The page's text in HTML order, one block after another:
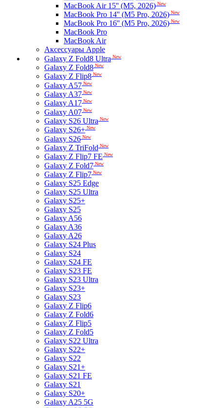
MacBook Air 15'' (M5, 2026) New
MacBook Pro 14'' (M5 Pro, 2026) New
MacBook Pro 16'' (M5 Pro, 2026) New
MacBook Pro
MacBook Air
Аксессуары Apple
Galaxy Z Fold8 Ultra New
Galaxy Z Fold8 New
Galaxy Z Flip8 New
Galaxy A57 New
Galaxy A37 New
Galaxy A17 New
Galaxy A07 New
Galaxy S26 Ultra New
Galaxy S26+ New
Galaxy S26 New
Galaxy Z TriFold New
Galaxy Z Flip7 FE New
Galaxy Z Fold7 New
Galaxy Z Flip7 New
Galaxy S25 Edge
Galaxy S25 Ultra
Galaxy S25+
Galaxy S25
Galaxy A56
Galaxy A36
Galaxy A26
Galaxy S24 Plus
Galaxy S24
Galaxy S24 FE
Galaxy S23 FE
Galaxy S23 Ultra
Galaxy S23+
Galaxy S23
Galaxy Z Flip6
Galaxy Z Fold6
Galaxy Z Flip5
Galaxy Z Fold5
Galaxy S22 Ultra
Galaxy S22+
Galaxy S22
Galaxy S21+
Galaxy S21 FE
Galaxy S21
Galaxy S20+
Galaxy A25 5G